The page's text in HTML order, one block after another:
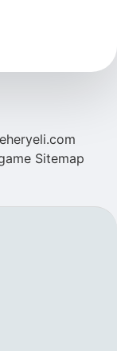
Sitemap